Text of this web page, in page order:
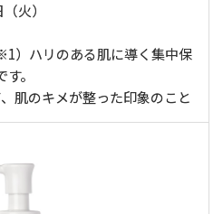
火）
）ハリのある肌に導く集中保
。
肌のキメが整った印象のこと